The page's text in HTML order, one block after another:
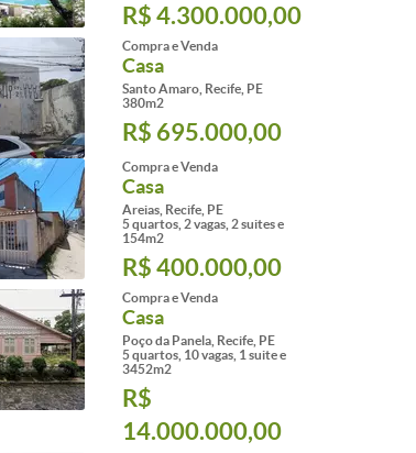
R$ 4.300.000,00
Compra e Venda
Casa
Santo Amaro, Recife, PE
380m2
R$ 695.000,00
Compra e Venda
Casa
Areias, Recife, PE
5 quartos, 2 vagas, 2 suites e
154m2
R$ 400.000,00
Compra e Venda
Casa
Poço da Panela, Recife, PE
5 quartos, 10 vagas, 1 suite e
3452m2
R$
14.000.000,00